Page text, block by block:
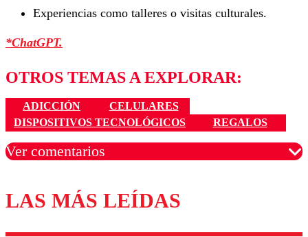
Experiencias como talleres o visitas culturales.
*ChatGPT.
OTROS TEMAS A EXPLORAR:
ADICCIÓN
CELULARES
DISPOSITIVOS TECNOLÓGICOS
REGALOS
Ver comentarios
Los comentarios son moderados para garantizar un
diálogo respetuoso.
Nombre
LAS MÁS LEÍDAS